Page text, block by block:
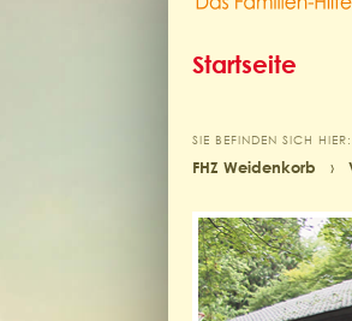
Startseite
SIE BEFINDEN SICH HIER:
FHZ Weidenkorb ›